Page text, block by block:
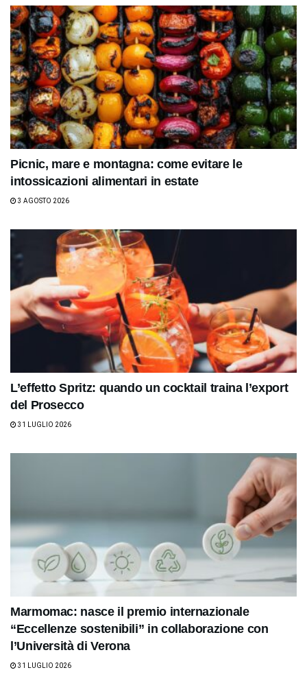
Picnic, mare e montagna: come evitare le
intossicazioni alimentari in estate
3 AGOSTO 2026
L’effetto Spritz: quando un cocktail traina l’export
del Prosecco
31 LUGLIO 2026
Marmomac: nasce il premio internazionale
“Eccellenze sostenibili” in collaborazione con
l’Università di Verona
31 LUGLIO 2026